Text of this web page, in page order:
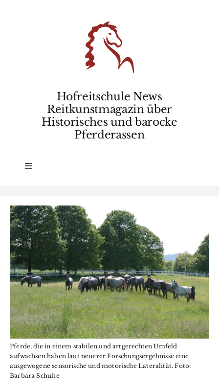
Hofreitschule News
Reitkunstmagazin über
Historisches und barocke
Pferderassen
Toggle
Wissen
BfkbR
Markt
Termine
Kontakt
Search
Pferde, die in einem stabilen und artgerechten Umfeld
aufwachsen haben laut neuerer Forschungsergebnisse eine
ausgewogene sensorische und motorische Lateralität. Foto:
Barbara Schulte